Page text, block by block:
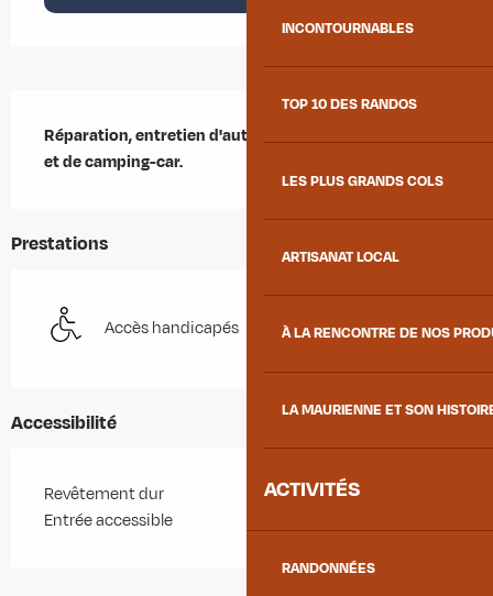
INCONTOURNABLES
TOP 10 DES RANDOS
LES PLUS GRANDS COLS
ARTISANAT LOCAL
À LA RENCONTRE DE NOS
LA MAURIENNE ET SON
ACTIVITÉS
RANDONNÉES
Réparation, entretien d'automobiles toutes marques
et de camping-car.
Prestations
Accès handicapés
Accessibilité
Revêtement dur
Entrée accessible